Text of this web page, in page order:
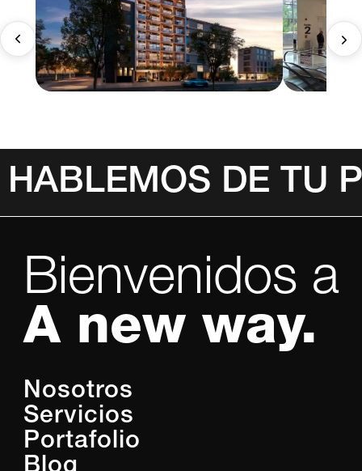
HABLEMOS DE TU
Bienvenidos a
A new way.
Nosotros
Servicios
Portafolio